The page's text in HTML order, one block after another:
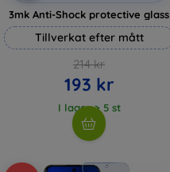
3mk Anti-Shock protective glass
Tillverkat efter mått
214 kr
193 kr
I lager > 5 st